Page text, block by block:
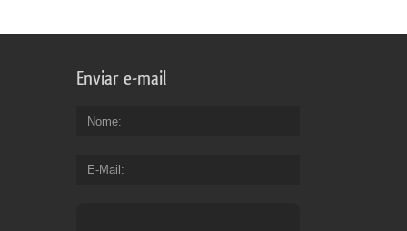
Enviar e-mail
Nome
E-Mail